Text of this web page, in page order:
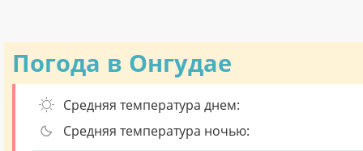
Погода в Онгудае
Средняя температура днем:
Средняя температура ночью: